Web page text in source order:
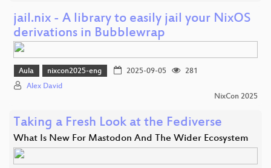
jail.nix - A library to easily jail your NixOS
derivations in Bubblewrap
Aula nixcon2025-eng 2025-09-05
281
Alex David
NixCon 2025
Taking a Fresh Look at the Fediverse
What Is New For Mastodon And The Wider Ecosystem